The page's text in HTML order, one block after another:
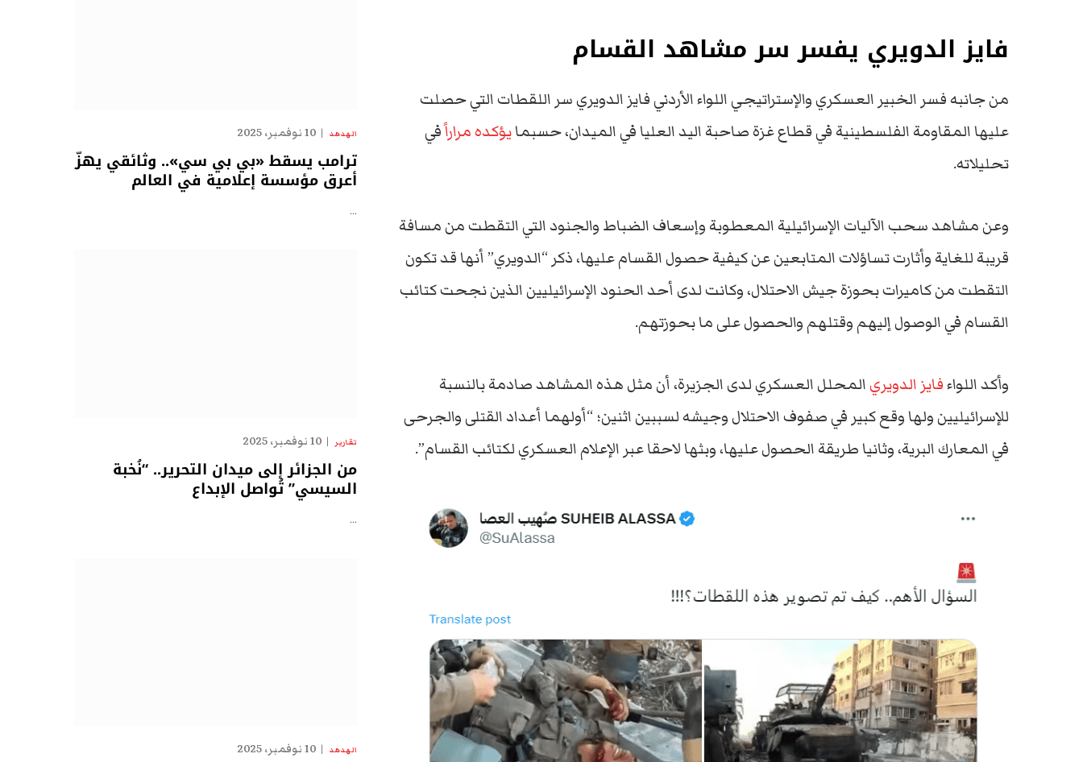
فايز الدويري يفسر سر مشاهد القسام
من جانبه فسر الخبير العسكري والإستراتيجي اللواء الأردني فايز الدويري سر اللقطات التي حصلت
عليها المقاومة الفلسطينية في قطاع غزة صاحبة اليد العليا في الميدان، حسبمايؤكده مراراًفي
تحليلاته.
وعن مشاهد سحب الآليات الإسرائيلية المعطوبة وإسعاف الضباط والجنود التي التقطت من مسافة
قريبة للغاية وأثارت تساؤلات المتابعين عن كيفية حصول القسام عليها، ذكر “الدويري” أنها قد تكون
التقطت من كاميرات بحوزة جيش الاحتلال، وكانت لدى أحد الحنود الإسرائيليين الذين نجحت كتائب
القسام في الوصول إليهم وقتلهم والحصول على ما بحوزتهم.
وأكد اللواءفايز الدويريالمحلل العسكري لدى الجزيرة، أن مثل هذه المشاهد صادمة بالنسبة
للإسرائيليين ولها وقع كبير في صفوف الاحتلال وجيشه لسببين اثنين؛ “أولهما أعداد القتلى والجرحى
في المعارك البرية، وثانيا طريقة الحصول عليها، وبثها لاحقا عبر الإعلام العسكري لكتائب القسام”.
الهدهد 10 نوفمبر، 2025
ترامب يسقط «بي بي سي».. وثائقي يهزّ
أعرق مؤسسة إعلامية في العالم
…
تقارير 10 نوفمبر، 2025
من الجزائر إلى ميدان التحرير.. “نُخبة
السيسي” تُواصل الإبداع
…
الهدهد 10 نوفمبر، 2025